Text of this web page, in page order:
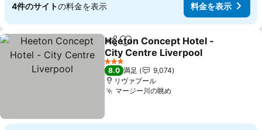
4件のサイトの料金を表示 料金を表示
シェアお気に入りに追加
Heeton Concept Hotel -
City Centre Liverpool
料金を表示
3 ホテルのランク
8.0 満足
9,074
リヴァプール
マージー川の眺め